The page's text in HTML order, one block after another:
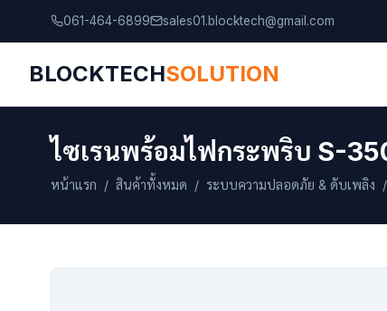
061-464-6899 sales01.blocktech@gmail.com
BLOCKTECHSOLUTION
ไซเรนพร้อมไฟกระพริบ S-
หน้าแรก / สินค้าทั้งหมด / ระบบความปลอดภัย & ดับเพลิง